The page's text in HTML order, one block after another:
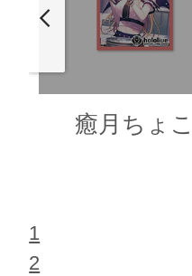
癒月ちょこ
1
2